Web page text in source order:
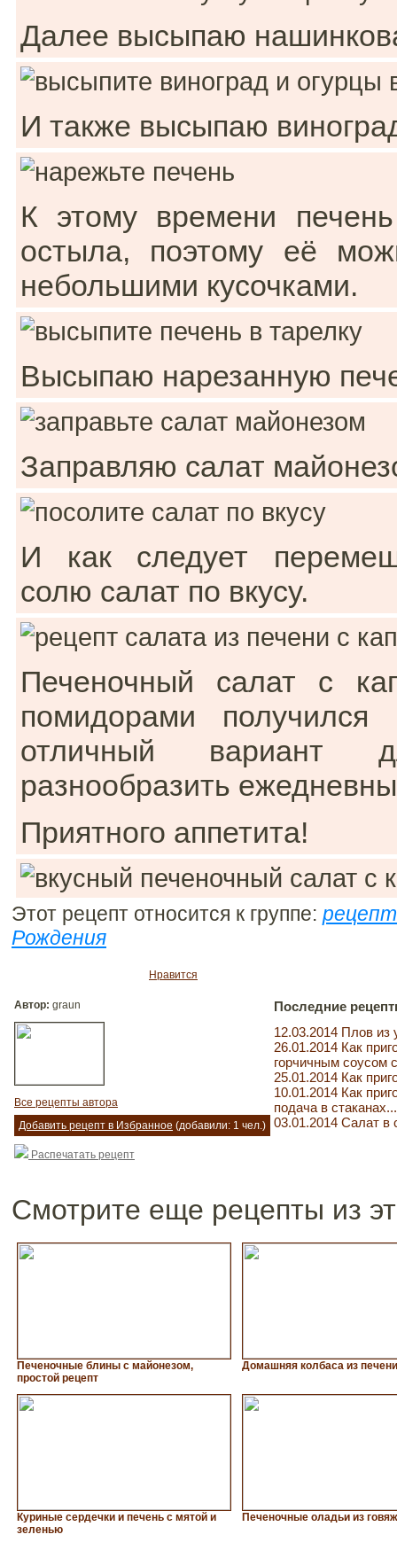
Далее высыпаю
И также высыпаю
К этому времени
остыла, поэтому её
небольшими кусочками.
Высыпаю нарезанную
Заправляю салат
И как следует
солю салат по вкусу.
Печеночный салат с
помидорами
отличный вариант
разнообразить
Приятного аппетита!
Этот рецепт относится к группе:
Рождения
Нравится
Автор: graun
Все рецепты автора
Добавить рецепт в Избранное (добавили: 1 чел.)
Распечатать рецепт
Последние
12.03.2014 Плов из
26.01.2014 Как
горчичным соусом
25.01.2014 Как
10.01.2014 Как
подача в стаканах...
03.01.2014 Салат в
Смотрите еще рецепты из
Печеночные блины с майонезом,
простой рецепт
Домашняя колбаса из печени
Куриные сердечки и печень с мятой и
зеленью
Печеночные оладьи из